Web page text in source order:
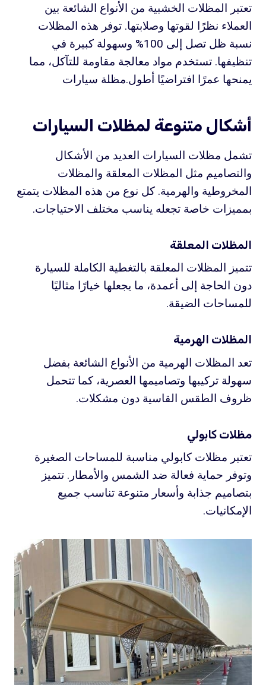
تعتبر المظلات الخشبية من الأنواع الشائعة بين
العملاء نظرًا لقوتها وصلابتها. توفر هذه المظلات
نسبة ظل تصل إلى 100% وسهولة كبيرة في
تنظيفها. تستخدم مواد معالجة مقاومة للتآكل، مما
يمنحها عمرًا افتراضيًا أطول.مظلة سيارات
أشكال متنوعة لمظلات السيارات
تشمل مظلات السيارات العديد من الأشكال
والتصاميم مثل المظلات المعلقة والمظلات
المخروطية والهرمية. كل نوع من هذه المظلات يتمتع
بمميزات خاصة تجعله يناسب مختلف الاحتياجات.
المظلات المعلقة
تتميز المظلات المعلقة بالتغطية الكاملة للسيارة
دون الحاجة إلى أعمدة، ما يجعلها خيارًا مثاليًا
للمساحات الضيقة.
المظلات الهرمية
تعد المظلات الهرمية من الأنواع الشائعة بفضل
سهولة تركيبها وتصاميمها العصرية، كما تتحمل
ظروف الطقس القاسية دون مشكلات.
مظلات كابولي
تعتبر مظلات كابولي مناسبة للمساحات الصغيرة
وتوفر حماية فعالة ضد الشمس والأمطار. تتميز
بتصاميم جذابة وأسعار متنوعة تناسب جميع
الإمكانيات.